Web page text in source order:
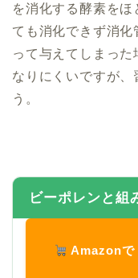
を消化する酵素を
ても消化できず消化
って与えてしまっ
なりにくいですが、
う。
ビーポレンと組
Amazonで